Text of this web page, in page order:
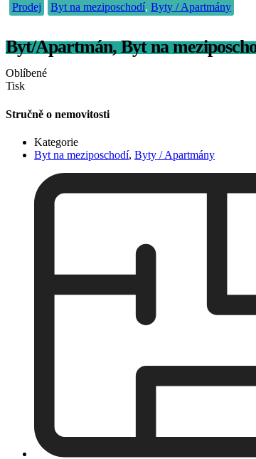
Prodej Byt na meziposchodí,Byty / Apartmány
Byt/Apartmán, Byt na
Oblíbené
Tisk
Stručně o nemovitosti
Kategorie
Byt na meziposchodí,Byty / Apartmány